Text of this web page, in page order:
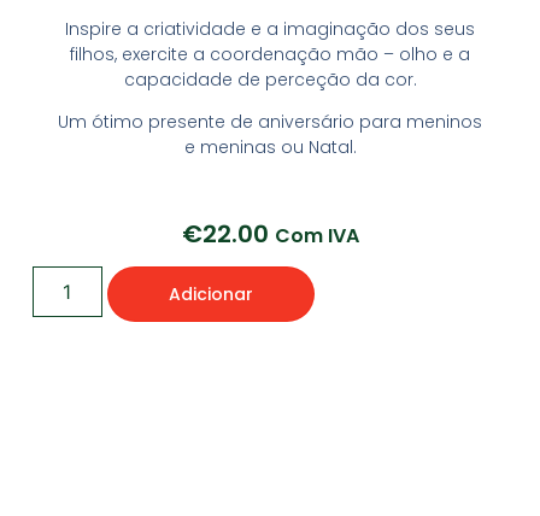
Inspire a criatividade e a imaginação dos seus
filhos, exercite a coordenação mão – olho e a
capacidade de perceção da cor.
Um ótimo presente de aniversário para meninos
e meninas ou Natal.
€22.00 Com IVA
Adicionar